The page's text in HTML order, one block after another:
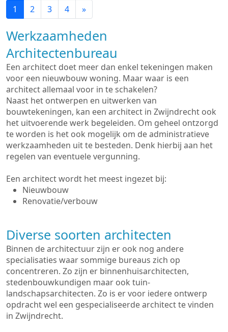
1 2 3 4 »
Werkzaamheden
Architectenbureau
Een architect doet meer dan enkel tekeningen maken
voor een nieuwbouw woning. Maar waar is een
architect allemaal voor in te schakelen?
Naast het ontwerpen en uitwerken van
bouwtekeningen, kan een architect in Zwijndrecht ook
het uitvoerende werk begeleiden. Om geheel ontzorgd
te worden is het ook mogelijk om de administratieve
werkzaamheden uit te besteden. Denk hierbij aan het
regelen van eventuele vergunning.
Een architect wordt het meest ingezet bij:
Nieuwbouw
Renovatie/verbouw
Diverse soorten architecten
Binnen de architectuur zijn er ook nog andere
specialisaties waar sommige bureaus zich op
concentreren. Zo zijn er binnenhuisarchitecten,
stedenbouwkundigen maar ook tuin-
landschapsarchitecten. Zo is er voor iedere ontwerp
opdracht wel een gespecialiseerde architect te vinden
in Zwijndrecht.